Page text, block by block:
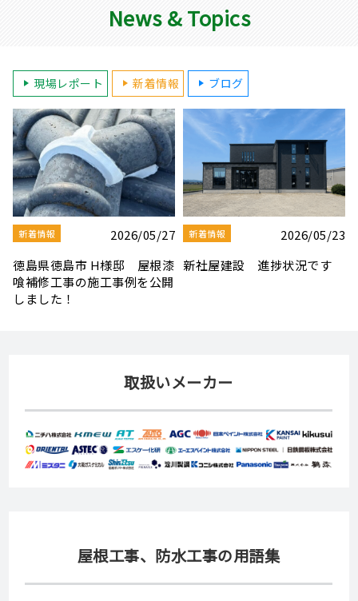
News & Topics
現場レポート 新着情報 ブログ
新着情報
2026/08/03
夏季休業のお知らせ
新着情報
2026/07/30
【社屋移転のお知らせ】
取扱いメーカー
屋根工事、防水工事の用語集